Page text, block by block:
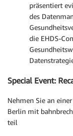
präsentiert
des
die EHDS-
Special Event:
Nehmen Sie an
Berlin mit
teil